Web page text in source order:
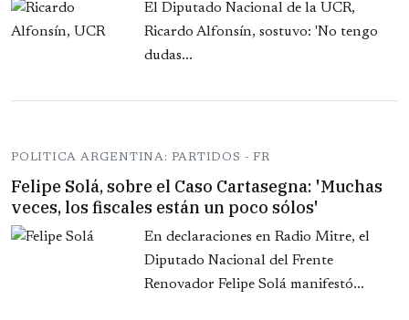
El Diputado Nacional de la UCR,
Ricardo Alfonsín, sostuvo: 'No tengo
dudas...
POLITICA ARGENTINA: PARTIDOS - FR
Felipe Solá, sobre el Caso Cartasegna: 'Muchas
veces, los fiscales están un poco sólos'
En declaraciones en Radio Mitre, el
Diputado Nacional del Frente
Renovador Felipe Solá manifestó...